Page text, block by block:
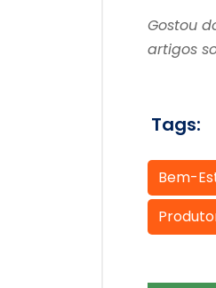
Gostou
artigos
Tags:
Bem-